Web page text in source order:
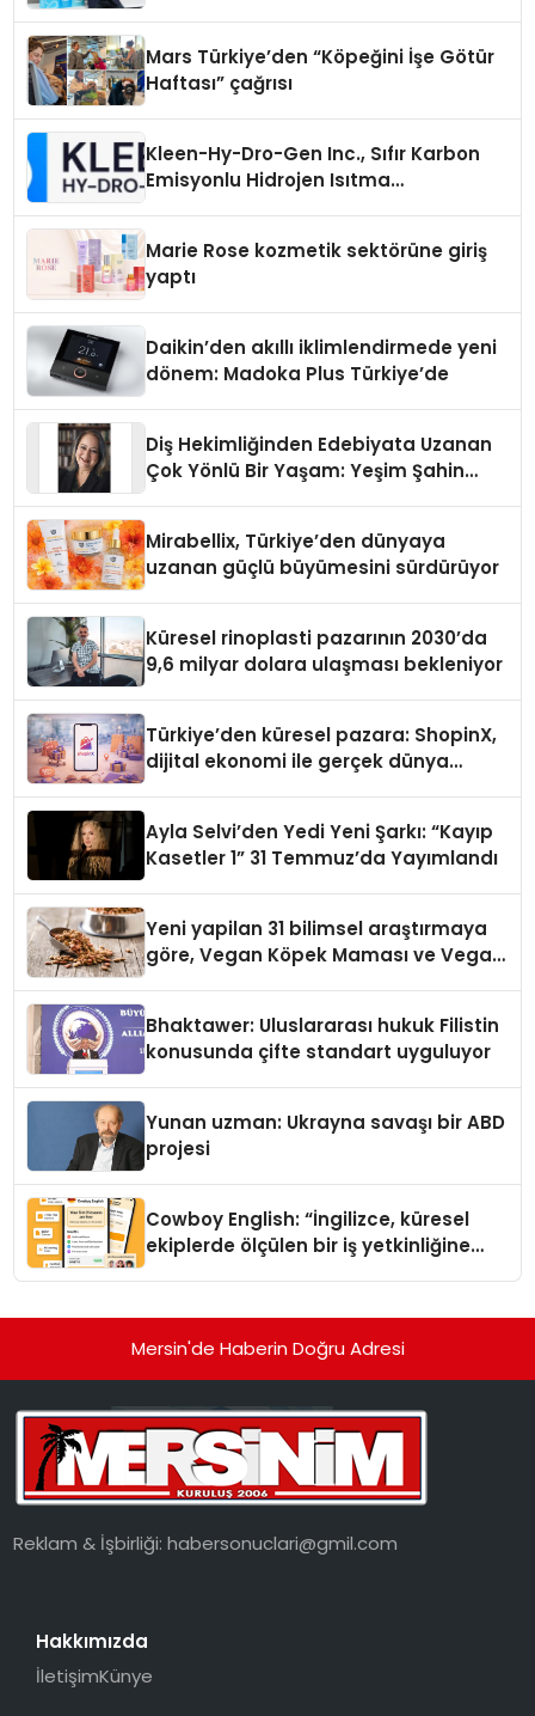
Mars Türkiye’den “Köpeğini İşe Götür
Haftası” çağrısı
Kleen-Hy-Dro-Gen Inc., Sıfır Karbon
Emisyonlu Hidrojen Isıtma
Marie Rose kozmetik sektörüne giriş
yaptı
Daikin’den akıllı iklimlendirmede yeni
dönem: Madoka Plus Türkiye’de
Diş Hekimliğinden Edebiyata Uzanan
Çok Yönlü Bir Yaşam: Yeşim Şahin
Mirabellix, Türkiye’den dünyaya
uzanan güçlü büyümesini sürdürüyor
Küresel rinoplasti pazarının 2030’da
9,6 milyar dolara ulaşması bekleniyor
Türkiye’den küresel pazara: ShopinX,
dijital ekonomi ile gerçek dünya
Ayla Selvi’den Yedi Yeni Şarkı: “Kayıp
Kasetler 1” 31 Temmuz’da Yayımlandı
Yeni yapilan 31 bilimsel araştırmaya
göre, Vegan Köpek Maması ve Vegan
Bhaktawer: Uluslararası hukuk Filistin
konusunda çifte standart uyguluyor
Yunan uzman: Ukrayna savaşı bir ABD
projesi
Cowboy English: “İngilizce, küresel
ekiplerde ölçülen bir iş yetkinliğine
Mersin'de Haberin Doğru Adresi
Reklam & İşbirliği:habersonuclari@gmil.com
Hakkımızda
İletişimKünye